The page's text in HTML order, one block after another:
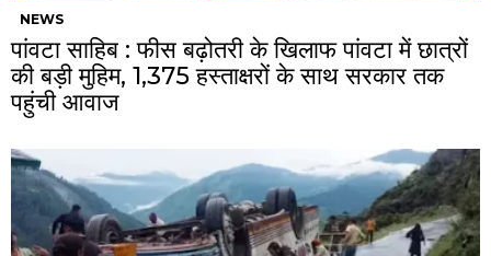
NEWS
पांवटा साहिब : फीस बढ़ोतरी के खिलाफ पांवटा में छात्रों
की बड़ी मुहिम, 1,375 हस्ताक्षरों के साथ सरकार तक
पहुंची आवाज